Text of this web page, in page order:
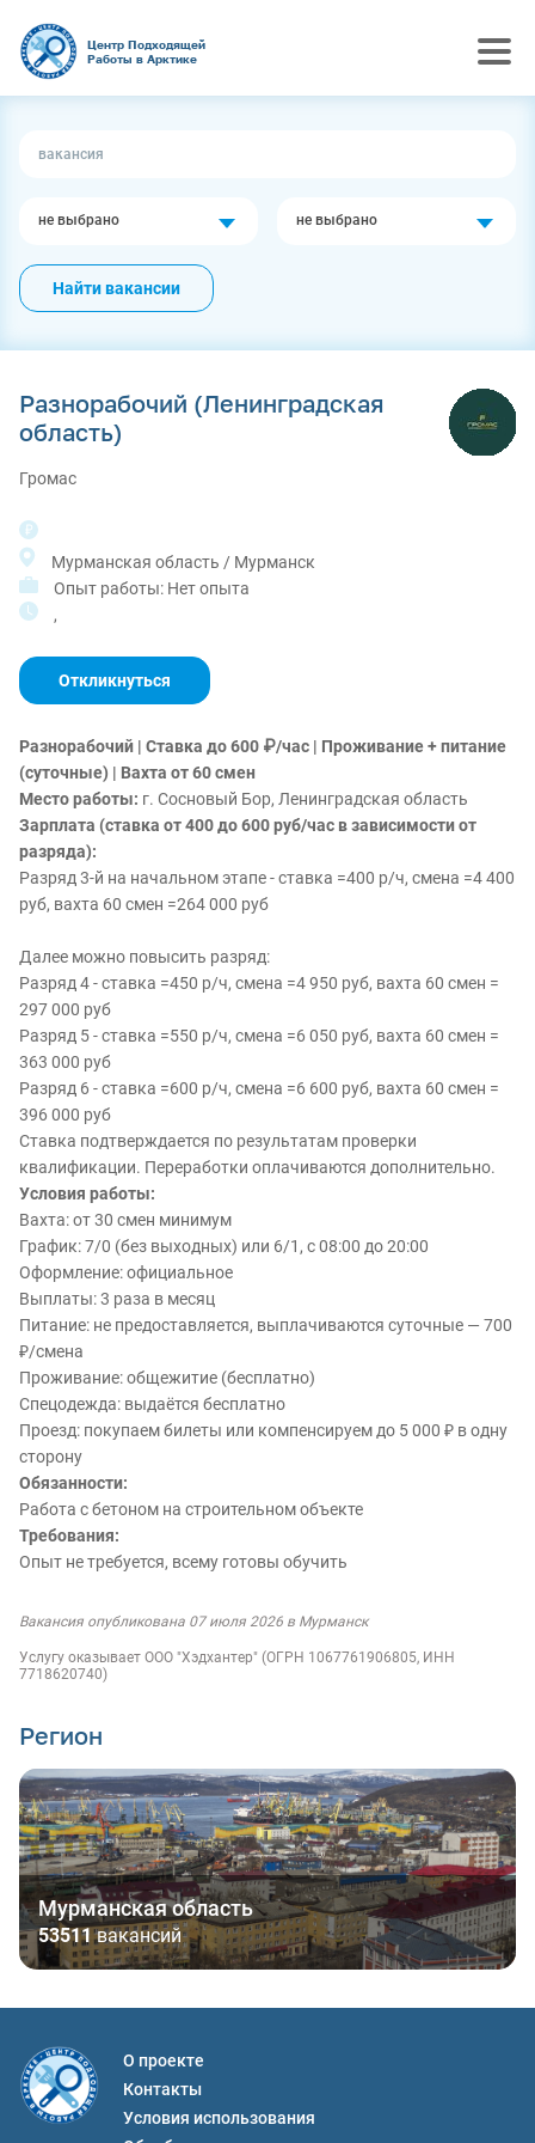
Центр Подходящей
Работы в Арктике
не выбрано не выбрано
Найти вакансии
Разнорабочий (Ленинградская
область)
Громас
Мурманская область / Мурманск
Опыт работы: Нет опыта
,
Откликнуться
Разнорабочий | Ставка до 600 ₽/час | Проживание + питание
(суточные) | Вахта от 60 смен
Место работы: г. Сосновый Бор, Ленинградская область
Зарплата (ставка от 400 до 600 руб/час в зависимости от
разряда):
Разряд 3-й на начальном этапе - ставка =400 р/ч, смена =4 400
руб, вахта 60 смен =264 000 руб
Далее можно повысить разряд:
Разряд 4 - ставка =450 р/ч, смена =4 950 руб, вахта 60 смен =
297 000 руб
Разряд 5 - ставка =550 р/ч, смена =6 050 руб, вахта 60 смен =
363 000 руб
Разряд 6 - ставка =600 р/ч, смена =6 600 руб, вахта 60 смен =
396 000 руб
Ставка подтверждается по результатам проверки
квалификации. Переработки оплачиваются дополнительно.
Условия работы:
Вахта: от 30 смен минимум
График: 7/0 (без выходных) или 6/1, с 08:00 до 20:00
Оформление: официальное
Выплаты: 3 раза в месяц
Питание: не предоставляется, выплачиваются суточные — 700
₽/смена
Проживание: общежитие (бесплатно)
Спецодежда: выдаётся бесплатно
Проезд: покупаем билеты или компенсируем до 5 000 ₽ в одну
сторону
Обязанности:
Работа с бетоном на строительном объекте
Требования:
Опыт не требуется, всему готовы обучить
Вакансия опубликована 07 июля 2026 в Мурманск
Услугу оказывает ООО "Хэдхантер" (ОГРН 1067761906805, ИНН
7718620740)
Регион
Мурманская область
53511вакансий
О проекте
Контакты
Условия использования